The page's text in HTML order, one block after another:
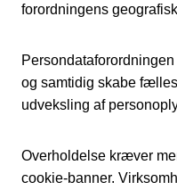
forordningens
og samtidig skabe
udveksling af
Overholdelse kræver
cookie-banner.